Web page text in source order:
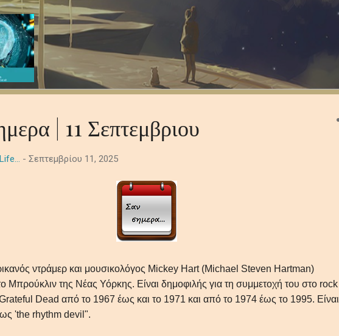
| 11 Σεπτεμβριου
- Σεπτεμβρίου 11, 2025
ντράμερ και μουσικολόγος Mickey Hart (Michael Steven Hartman)
Μπρούκλιν της Νέας Υόρκης. Είναι δημοφιλής για τη συμμετοχή του στο rock
Dead από το 1967 έως και το 1971 και από το 1974 έως το 1995. Είναι
'the rhythm devil".